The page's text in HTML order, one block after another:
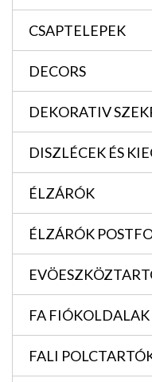
CSAPTELEPEK
DECORS
DEKORATIV
DISZLÉCEK ÉS
ÉLZÁRÓK
ÉLZÁRÓK
FA FIÓKOLDALAK
FALI